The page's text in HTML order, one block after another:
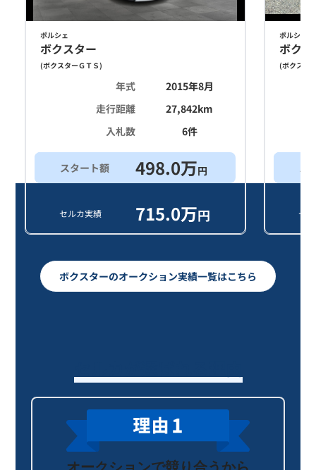
ポルシェ
ボクスター
(ボクスターＧＴＳ)
年式
2015年8月
走行距離
27,842km
入札数
6件
スタート額 498.0万円
セルカ実績 715.0万円
ポルシェ
ボク
(ボクスタ
セ
ボクスターのオークション実績一覧はこちら
オークションで競り合うから